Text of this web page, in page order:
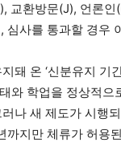
교환방문(J), 언론
심사를 통과할 경우
돼 온 ‘신분유지
와 학업을 정상적
나 새 제도가 시행
까지만 체류가 허용